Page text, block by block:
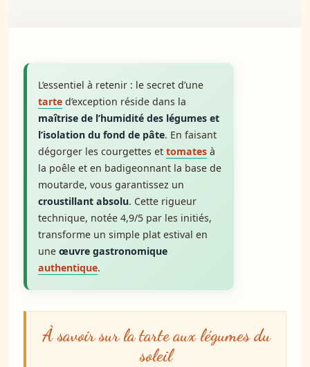
L’essentiel à retenir : le secret d’une
tarte d’exception réside dans la
maîtrise de l’humidité des légumes et
l’isolation du fond de pâte. En faisant
dégorger les courgettes et tomates à
la poêle et en badigeonnant la base de
moutarde, vous garantissez un
croustillant absolu. Cette rigueur
technique, notée 4,9/5 par les initiés,
transforme un simple plat estival en
une œuvre gastronomique
authentique.
À savoir sur la tarte aux légumes du
soleil